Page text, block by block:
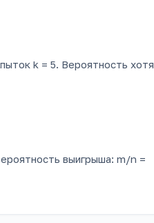
k = 5. Вероятность хотя
выигрыша: m/n =